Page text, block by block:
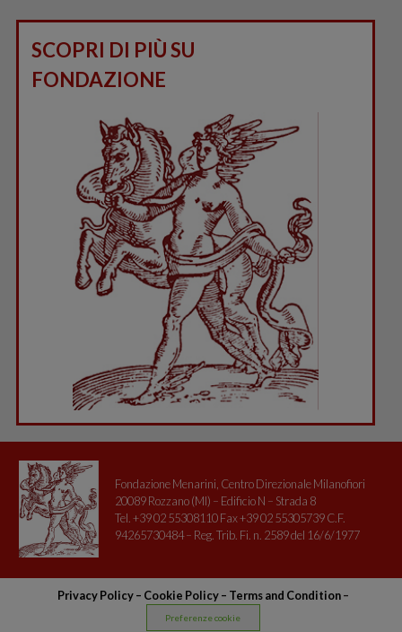
SCOPRI DI PIÙ SU
FONDAZIONE
Fondazione Menarini, Centro Direzionale Milanofiori
20089 Rozzano (MI) – Edificio N – Strada 8
Tel. +39 02 55308110 Fax +39 02 55305739 C.F.
94265730484 – Reg. Trib. Fi. n. 2589 del 16/6/1977
Privacy Policy– Cookie Policy – Terms and Condition–
Preferenze cookie